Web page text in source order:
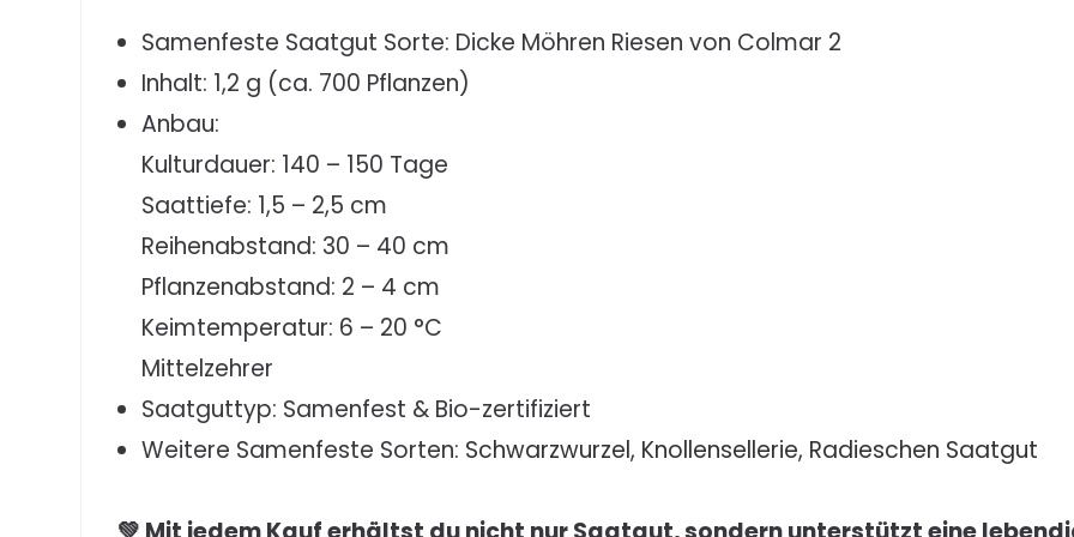
Samenfeste Saatgut Sorte: Dicke Möhren Riesen von Colmar 2
Inhalt: 1,2 g (ca. 700 Pflanzen)
Anbau:
Kulturdauer: 140 – 150 Tage
Saattiefe: 1,5 – 2,5 cm
Reihenabstand: 30 – 40 cm
Pflanzenabstand: 2 – 4 cm
Keimtemperatur: 6 – 20 °C
Mittelzehrer
Saatguttyp: Samenfest & Bio-zertifiziert
Weitere Samenfeste Sorten: Schwarzwurzel, Knollensellerie, Radieschen Saatgut